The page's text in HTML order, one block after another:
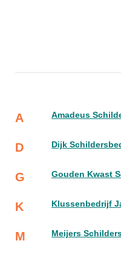
A Amadeus
D Dijk
G Gouden Kwast
K Klussenbedrijf
M Meijers